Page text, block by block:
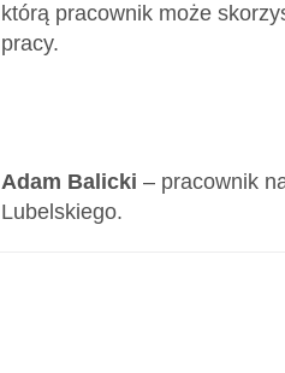
którą pracownik może
pracy.
Adam Balicki – pracownik
Lubelskiego.